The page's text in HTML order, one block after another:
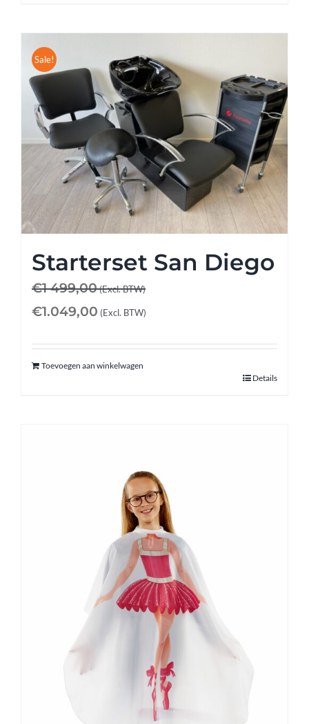
Sale!
Starterset San Diego
€1 499,00(Excl. BTW)
€1.049,00 (Excl. BTW)
Toevoegen aan winkelwagen
Details